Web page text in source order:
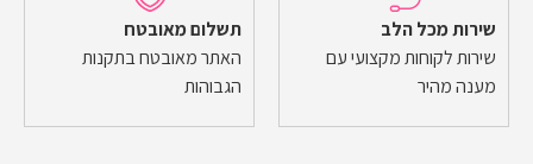
שירות מכל הלב
שירות לקוחות מקצועי עם
מענה מהיר
תשלום מאובטח
האתר מאובטח בתקנות
הגבוהות